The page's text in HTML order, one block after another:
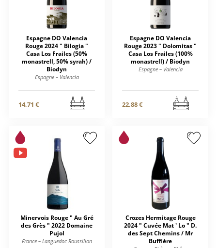
Espagne DO Valencia
Rouge 2024 " Bilogia "
Casa Los Frailes (50%
monastrell, 50% syrah) /
Biodyn
Espagne – Valencia
14,71 €
Espagne DO Valencia
Rouge 2023 " Dolomitas "
Casa Los Frailes (100%
monastrell) / Biodyn
Espagne – Valencia
22,88 €
Minervois Rouge " Au Gré
des Grès " 2022 Domaine
Pujol
France – Languedoc Roussillon
Crozes Hermitage Rouge
2024 " Cuvée Mat ' Lo " D.
des Sept Chemins / Mr
Buffière